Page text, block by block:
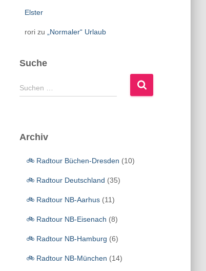
Elster
rorizu „Normaler“ Urlaub
Suche
S
u
n
Suchen …
Archiv
🚲 Radtour Büchen-Dresden (10)
🚲 Radtour Deutschland (35)
🚲 Radtour NB-Aarhus(11)
🚲 Radtour NB-Eisenach (8)
🚲 Radtour NB-Hamburg (6)
🚲 Radtour NB-München (14)